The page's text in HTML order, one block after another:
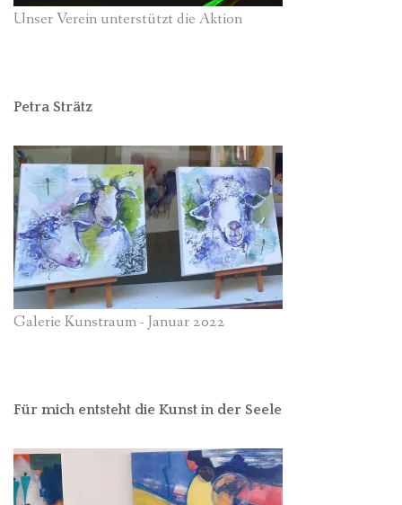
Unser Verein unterstützt die Aktion
Petra Strätz
Galerie Kunstraum - Januar 2022
Für mich entsteht die Kunst in der Seele